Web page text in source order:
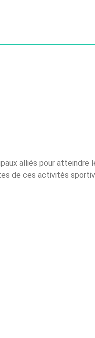
alliés pour atteindre
de ces activités